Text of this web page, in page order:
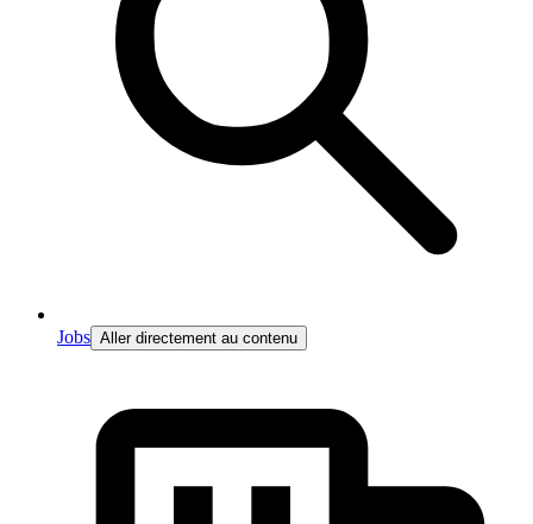
Jobs Aller directement au contenu